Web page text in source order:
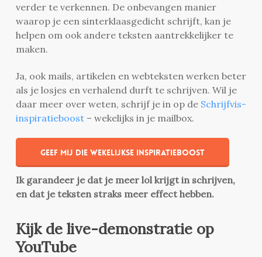
verder te verkennen. De onbevangen manier
waarop je een sinterklaasgedicht schrijft, kan je
helpen om ook andere teksten aantrekkelijker te
maken.
Ja, ook mails, artikelen en webteksten werken beter
als je losjes en verhalend durft te schrijven. Wil je
daar meer over weten, schrijf je in op de Schrijfvis-
inspiratieboost – wekelijks in je mailbox.
Geef mij die wekelijkse inspiratieboost
Ik garandeer je dat je meer lol krijgt in schrijven,
en dat je teksten straks meer effect hebben.
Kijk de live-demonstratie op
YouTube